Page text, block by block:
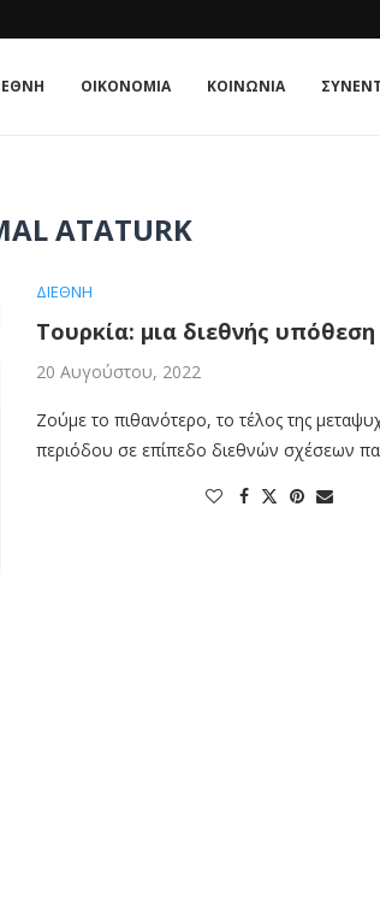
ΟΙΚΟΝΟΜΙΑ ΚΟΙΝΩΝΙΑ
ATATURK
ΔΙΕΘΝΗ
Τουρκία: μια διεθνής υπόθεση
20 Αυγούστου, 2022
Ζούμε το πιθανότερο, το τέλος της
περιόδου σε επίπεδο διεθνών σχέσεων